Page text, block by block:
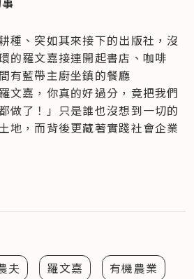
種、突如其來接下的出版社，沒
的羅文嘉接連開起書店、咖啡
有藍帶主廚坐鎮的餐廳
文嘉，你真的好過分，竟把我們
做了！」只是誰也沒想到一切的
地，而背後更藏著實踐社會企業
夫 羅文嘉 有機農業